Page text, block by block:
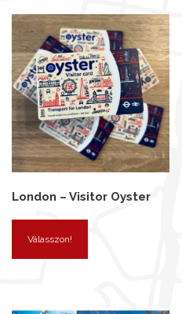
London – Visitor Oyster
Válasszon!